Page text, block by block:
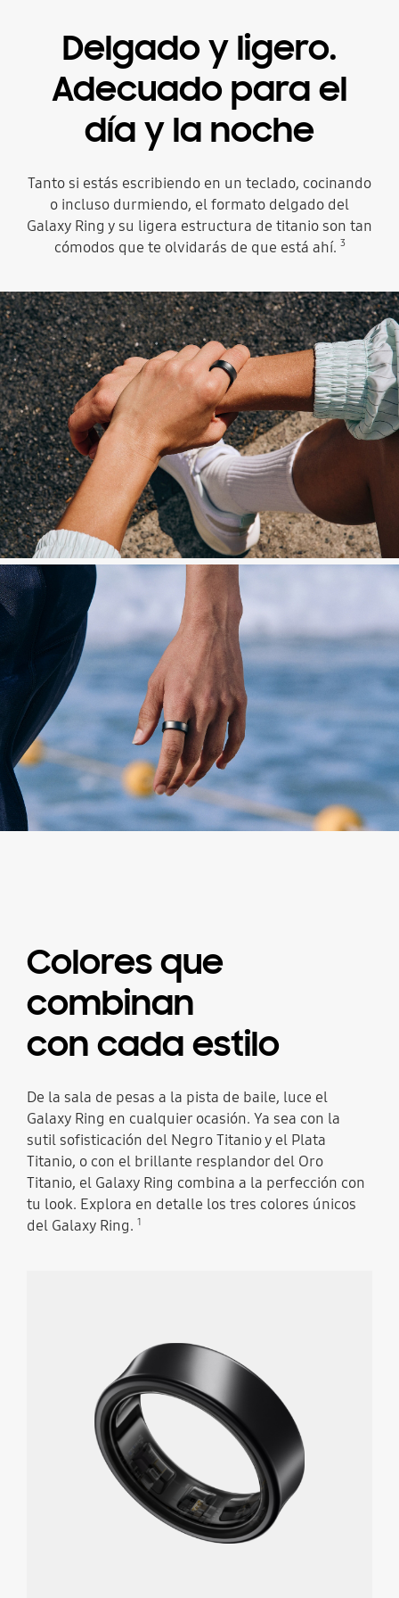
Delgado y ligero.
Adecuado para el
día y la noche
Tanto si estás escribiendo en un teclado, cocinando
o incluso durmiendo, el formato delgado del
Galaxy Ring y su ligera estructura de titanio son tan
cómodos que te olvidarás de que está ahí. 3
Colores que
combinan
con cada estilo
De la sala de pesas a la pista de baile, luce el
Galaxy Ring en cualquier ocasión. Ya sea con la
sutil sofisticación del Negro Titanio y el Plata
Titanio, o con el brillante resplandor del Oro
Titanio, el Galaxy Ring combina a la perfección con
tu look. Explora en detalle los tres colores únicos
del Galaxy Ring. 1